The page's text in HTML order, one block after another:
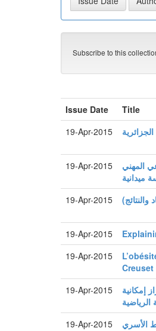
Subscribe to this
Issue Date
Title
19-Apr-2015
19-Apr-2015
المهني
19-Apr-2015
والنتائج)
19-Apr-2015
19-Apr-2015
19-Apr-2015
إمكانية
19-Apr-2015 الأسري